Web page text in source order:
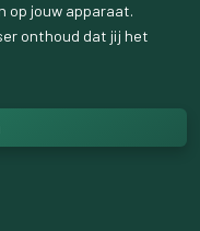
op jouw apparaat.
onthoud dat jij het